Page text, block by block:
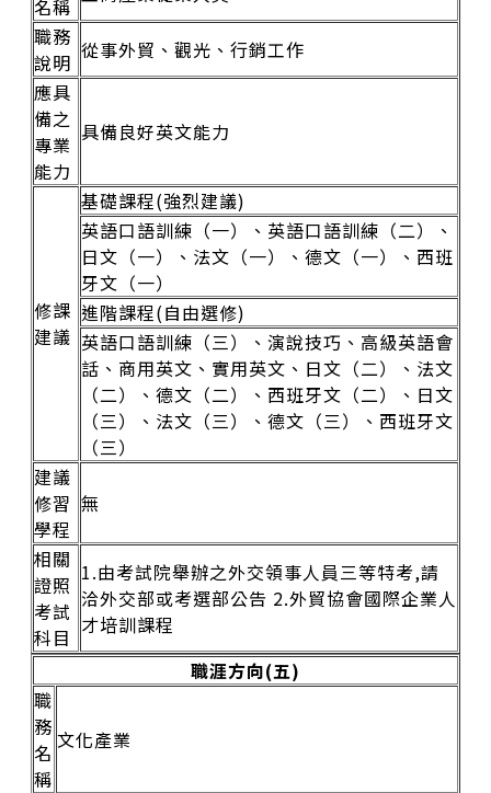
名稱
職務
說明 從事外貿、觀光、行銷工作
應具
備之
專業
能力
具備良好英文能力
修課
建議
基礎課程(強烈建議)
英語口語訓練（一）、英語口語訓練（二）、
日文（一）、法文（一）、德文（一）、西班
牙文（一）
進階課程(自由選修)
英語口語訓練（三）、演說技巧、高級英語會
話、商用英文、實用英文、日文（二）、法文
（二）、德文（二）、西班牙文（二）、日文
（三）、法文（三）、德文（三）、西班牙文
（三）
建議
修習
學程
無
相關
證照
考試
科目
1.由考試院舉辦之外交領事人員三等特考,請
洽外交部或考選部公告 2.外貿協會國際企業人
才培訓課程
職涯方向(五)
職
務
名
稱
文化產業